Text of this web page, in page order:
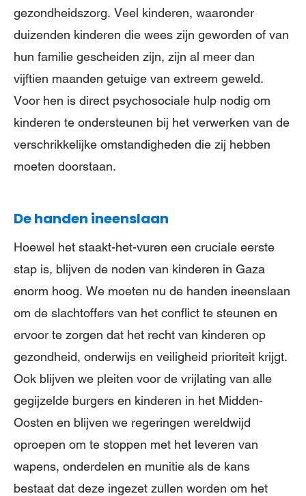
gezondheidszorg. Veel kinderen, waaronder
duizenden kinderen die wees zijn geworden of van
hun familie gescheiden zijn, zijn al meer dan
vijftien maanden getuige van extreem geweld.
Voor hen is direct psychosociale hulp nodig om
kinderen te ondersteunen bij het verwerken van de
verschrikkelijke omstandigheden die zij hebben
moeten doorstaan.
De handen ineenslaan
Hoewel het staakt-het-vuren een cruciale eerste
stap is, blijven de noden van kinderen in Gaza
enorm hoog. We moeten nu de handen ineenslaan
om de slachtoffers van het conflict te steunen en
ervoor te zorgen dat het recht van kinderen op
gezondheid, onderwijs en veiligheid prioriteit krijgt.
Ook blijven we pleiten voor de vrijlating van alle
gegijzelde burgers en kinderen in het Midden-
Oosten en blijven we regeringen wereldwijd
oproepen om te stoppen met het leveren van
wapens, onderdelen en munitie als de kans
bestaat dat deze ingezet zullen worden om het